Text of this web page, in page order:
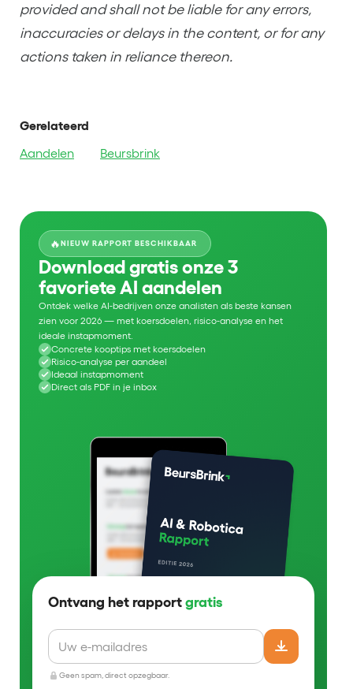
provided and shall not be liable for any errors,
inaccuracies or delays in the content, or for any
actions taken in reliance thereon.
Gerelateerd
Aandelen
Beursbrink
🔥NIEUW RAPPORT BESCHIKBAAR
Download gratis onze 3
favoriete AI aandelen
Ontdek welke AI-bedrijven onze analisten als beste kansen
zien voor 2026 — met koersdoelen, risico-analyse en het
ideale instapmoment.
Concrete kooptips met koersdoelen
Risico-analyse per aandeel
Ideaal instapmoment
Direct als PDF in je inbox
Ontvang het rapport gratis
Geen spam, direct opzegbaar.